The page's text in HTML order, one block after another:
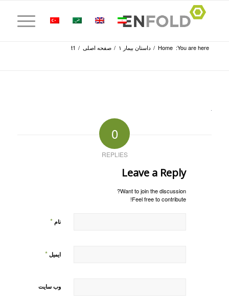
You are here:
Home
/ داستان بیمار ۱ / صفحه اصلی /
t1
0
REPLIES
Leave a Reply
Want to join the discussion?
Feel free to contribute!
نام *
ایمیل *
وب‌ سایت